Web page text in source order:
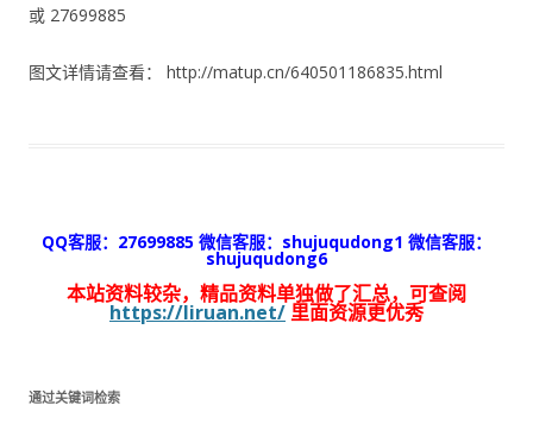
或 27699885
图文详情请查看： http://matup.cn/640501186835.html
QQ客服：27699885 微信客服：shujuqudong1 微信客服：
shujuqudong6
本站资料较杂，精品资料单独做了汇总，可查阅
https://liruan.net/ 里面资源更优秀
通过关键词检索